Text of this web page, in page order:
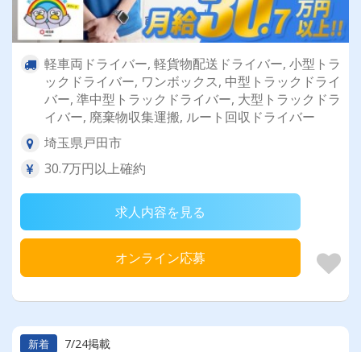
軽車両ドライバー, 軽貨物配送ドライバー, 小型トラ
ックドライバー, ワンボックス, 中型トラックドライ
バー, 準中型トラックドライバー, 大型トラックドラ
イバー, 廃棄物収集運搬, ルート回収ドライバー
埼玉県戸田市
30.7万円以上確約
求人内容を見る
オンライン応募
新着 7/24掲載